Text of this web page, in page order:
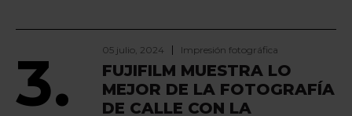
3. 05 julio, 2024 Impresión fotográfica
FUJIFILM MUESTRA LO
MEJOR DE LA FOTOGRAFÍA
DE CALLE CON LA